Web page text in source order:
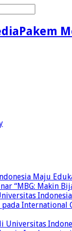
Pakem
Maju
“MBG: Makin
pada International
Universitas